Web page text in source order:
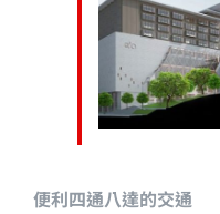
便利四通八達的交通